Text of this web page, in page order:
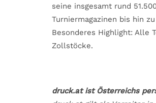
seine insgesamt rund
Turniermagazinen bis hin
Besonderes Highlight: Alle
Zollstöcke.
druck.at ist Österreichs